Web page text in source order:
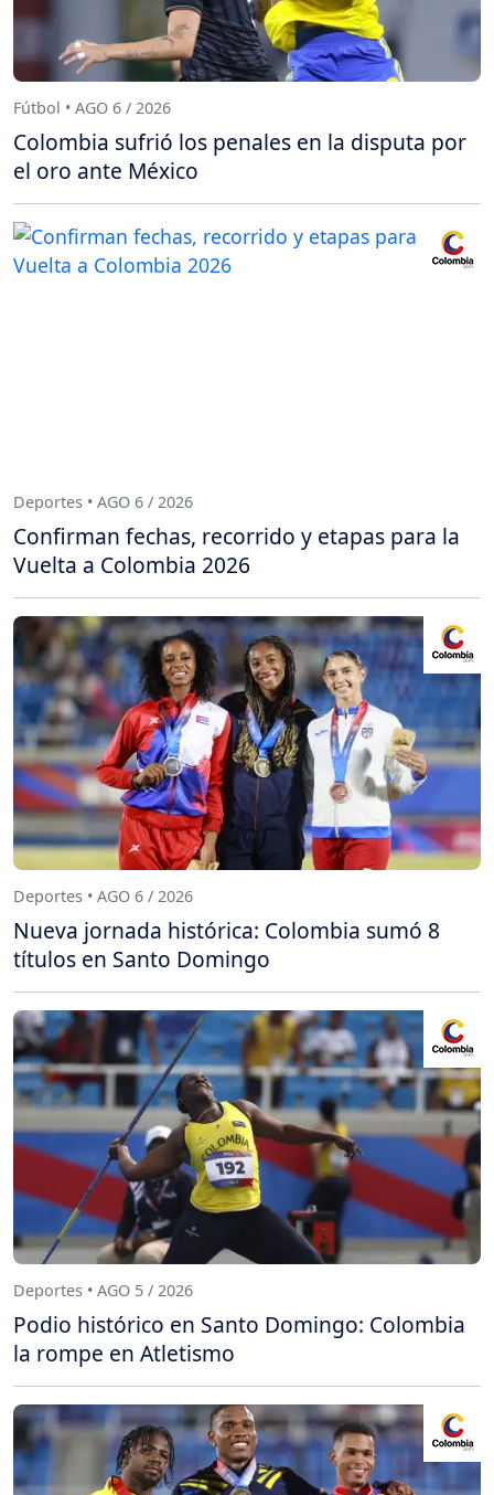
Fútbol • AGO 6 / 2026
Colombia sufrió los penales en la disputa por
el oro ante México
Deportes • AGO 6 / 2026
Confirman fechas, recorrido y etapas para la
Vuelta a Colombia 2026
Deportes • AGO 6 / 2026
Nueva jornada histórica: Colombia sumó 8
títulos en Santo Domingo
Deportes • AGO 5 / 2026
Podio histórico en Santo Domingo: Colombia
la rompe en Atletismo